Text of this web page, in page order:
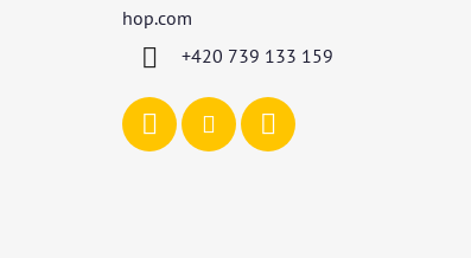
hop.com
+420 739 133 159